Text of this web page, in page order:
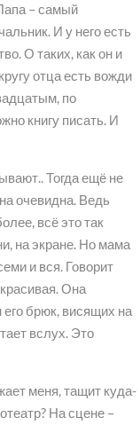
– самый
И у него есть
О таких, как он и
отца есть вожди
по
книгу писать. И
Тогда ещё не
очевидна. Ведь
всё это так
на экране. Но мама
и вся. Говорит
Она
брюк, висящих на
вслух. Это
меня, тащит куда-
На сцене –